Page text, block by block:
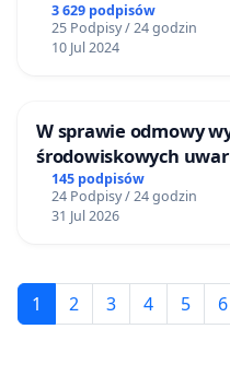
3 629 podpisów
25 Podpisy / 24 godzin
10 Jul 2024
W sprawie odmowy
środowiskowych
zakładu wytwarzania
Ostrowiu
mieszkańców i
145 podpisów
24 Podpisy / 24 godzin
31 Jul 2026
1 2 3 4 5 6